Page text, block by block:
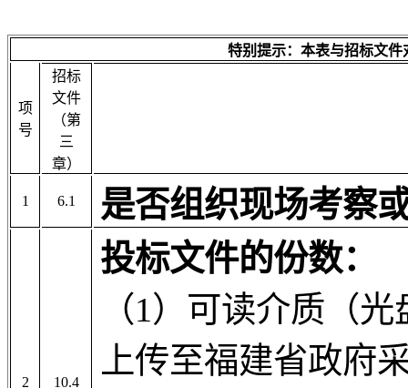
特别提示：本表与招标文
项
号
招标
文件
（第
三
章）
1 6.1 是否组织现场考察
2 10.4
投标文件的份数：
（1）可读介质（光
上传至福建省政府